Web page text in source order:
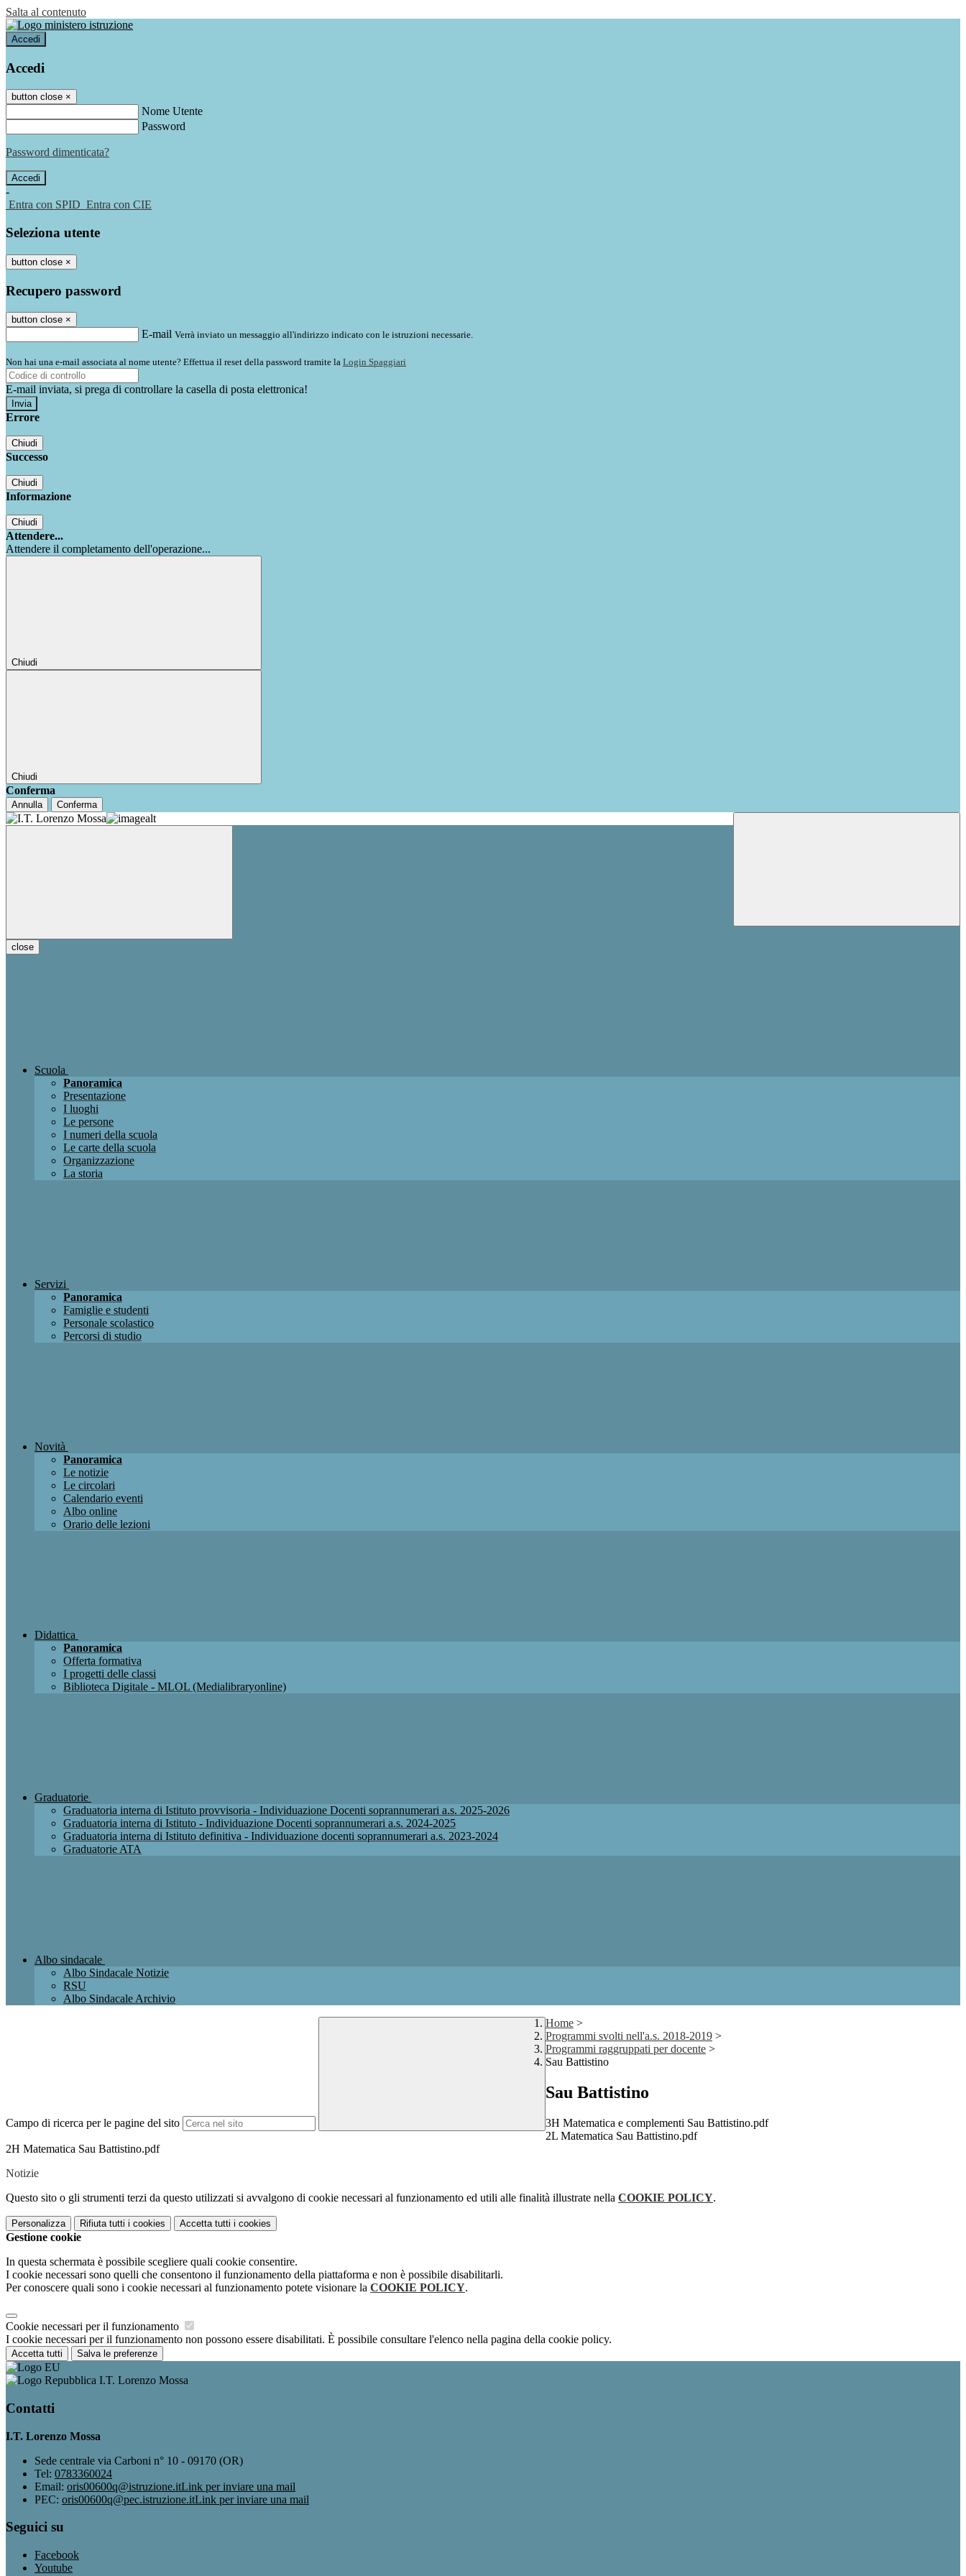
Salta al contenuto
Accedi
Accedi
button close ×
Nome Utente
Password
Password dimenticata?
-
Entra con SPID Entra con CIE
Seleziona utente
button close ×
Recupero password
button close ×
E-mail Verrà inviato un messaggio all'indirizzo indicato con le istruzioni necessarie.
Non hai una e-mail associata al nome utente? Effettua il reset della password tramite la Login Spaggiari
E-mail inviata, si prega di controllare la casella di posta elettronica!
Errore
Chiudi
Successo
Chiudi
Informazione
Chiudi
Attendere...
Attendere il completamento dell'operazione...
Chiudi
Chiudi
Conferma
Annulla Conferma
close
Scuola
Panoramica
Presentazione
I luoghi
Le persone
I numeri della scuola
Le carte della scuola
Organizzazione
La storia
Servizi
Panoramica
Famiglie e studenti
Personale scolastico
Percorsi di studio
Novità
Panoramica
Le notizie
Le circolari
Calendario eventi
Albo online
Orario delle lezioni
Didattica
Panoramica
Offerta formativa
I progetti delle classi
Biblioteca Digitale - MLOL (Medialibraryonline)
Graduatorie
Graduatoria interna di Istituto provvisoria - Individuazione Docenti soprannumerari a.s. 2025-2026
Graduatoria interna di Istituto - Individuazione Docenti soprannumerari a.s. 2024-2025
Graduatoria interna di Istituto definitiva - Individuazione docenti soprannumerari a.s. 2023-2024
Graduatorie ATA
Albo sindacale
Albo Sindacale Notizie
RSU
Albo Sindacale Archivio
Campo di ricerca per le pagine del sito
Home >
Programmi svolti nell'a.s. 2018-2019 >
Programmi raggruppati per docente >
Sau Battistino
Sau Battistino
3H Matematica e complementi Sau Battistino.pdf
2L Matematica Sau Battistino.pdf
2H Matematica Sau Battistino.pdf
Notizie
Questo sito o gli strumenti terzi da questo utilizzati si avvalgono di cookie necessari al funzionamento ed utili alle finalità illustrate nella COOKIE POLICY.
Personalizza Rifiuta tutti i cookies Accetta tutti i cookies
Gestione cookie
In questa schermata è possibile scegliere quali cookie consentire.
I cookie necessari sono quelli che consentono il funzionamento della piattaforma e non è possibile disabilitarli.
Per conoscere quali sono i cookie necessari al funzionamento potete visionare la COOKIE POLICY.
Cookie necessari per il funzionamento
I cookie necessari per il funzionamento non possono essere disabilitati. È possibile consultare l'elenco nella pagina della cookie policy.
Accetta tutti Salva le preferenze
I.T. Lorenzo Mossa
Contatti
I.T. Lorenzo Mossa
Sede centrale via Carboni n° 10 - 09170 (OR)
Tel: 0783360024
Email: oris00600q@istruzione.itLink per inviare una mail
PEC: oris00600q@pec.istruzione.itLink per inviare una mail
Seguici su
Facebook
Youtube